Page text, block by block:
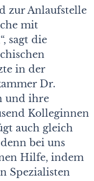
zur Anlaufstelle
mit
sagt die
in der
Dr.
und ihre
Kolleginnen
auch gleich
bei uns
Hilfe, indem
Spezialisten